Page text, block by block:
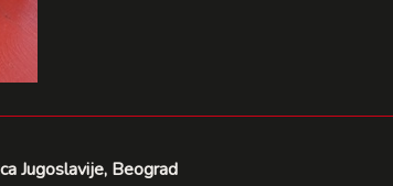
Jugoslavije, Beograd